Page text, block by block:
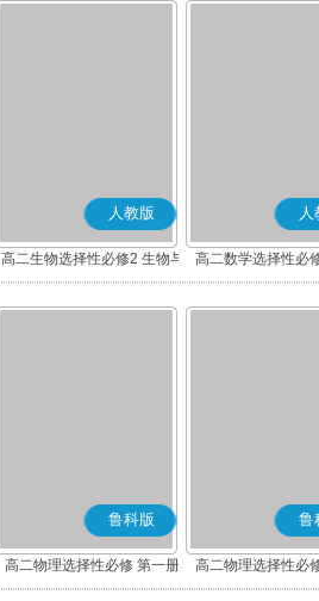
人教版
高二生物选择性必修2 生物与
环境
人
高二数学选择性必
(A版)
鲁科版
高二物理选择性必修 第一册
鲁
高二物理选择性必